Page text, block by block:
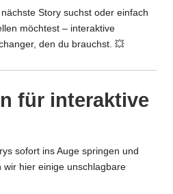
Story suchst oder einfach
möchtest – interaktive
den du brauchst. 💥
für interaktive
sofort ins Auge springen und
hier einige unschlagbare